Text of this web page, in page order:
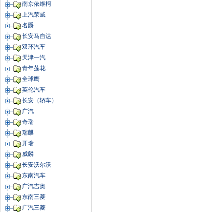
南京依维柯
上汽荣威
名爵
长安马自达
双环汽车
天津一汽
青年莲花
全球鹰
英伦汽车
长安（轿车）
广汽
奇瑞
瑞麒
开瑞
威麟
长安沃尔沃
东南汽车
广汽吉奥
东南三菱
广汽三菱